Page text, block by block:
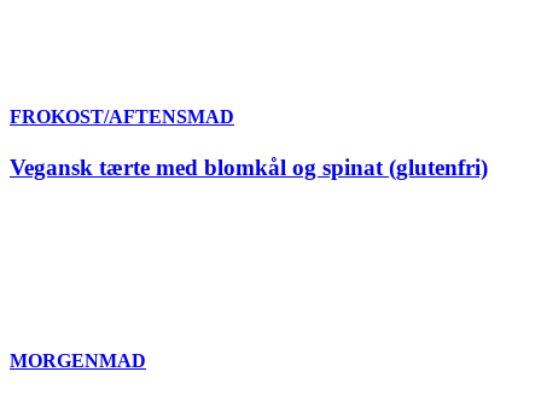
FROKOST/AFTENSMAD
Vegansk tærte med blomkål og spinat (glutenfri)
MORGENMAD